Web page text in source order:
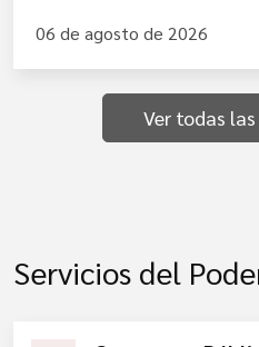
06 de agosto de 2026
Ver todas
Servicios del